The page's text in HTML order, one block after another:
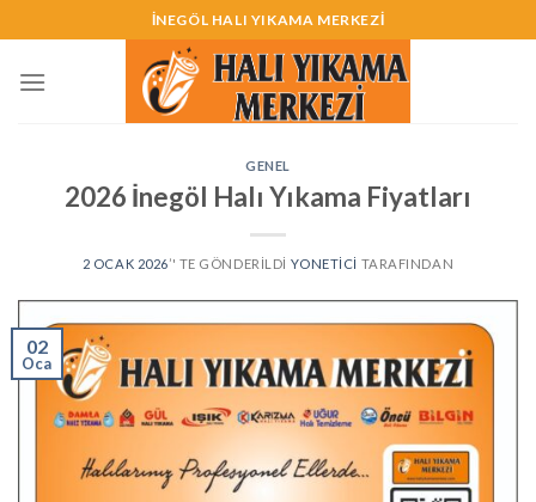
to
content
İNEGÖL HALI YIKAMA MERKEZİ
GENEL
2026 İnegöl Halı Yıkama Fiyatları
2 OCAK 2026’' TE GÖNDERILDI YONETICI TARAFINDAN
02
Oca